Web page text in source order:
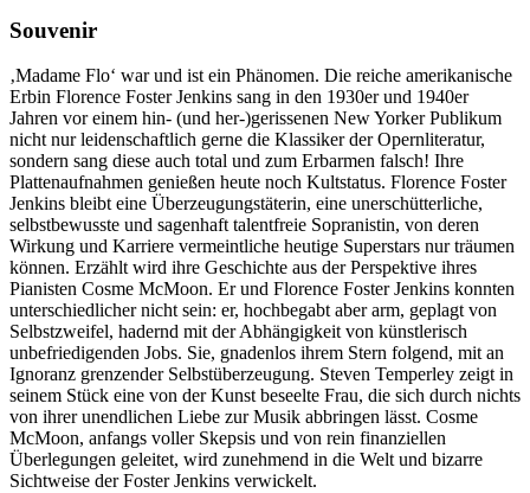
Souvenir
‚Madame Flo‘ war und ist ein Phänomen. Die reiche amerikanische
Erbin Florence Foster Jenkins sang in den 1930er und 1940er
Jahren vor einem hin- (und her-)gerissenen New Yorker Publikum
nicht nur leidenschaftlich gerne die Klassiker der Opernliteratur,
sondern sang diese auch total und zum Erbarmen falsch! Ihre
Plattenaufnahmen genießen heute noch Kultstatus. Florence Foster
Jenkins bleibt eine Überzeugungstäterin, eine unerschütterliche,
selbstbewusste und sagenhaft talentfreie Sopranistin, von deren
Wirkung und Karriere vermeintliche heutige Superstars nur träumen
können. Erzählt wird ihre Geschichte aus der Perspektive ihres
Pianisten Cosme McMoon. Er und Florence Foster Jenkins konnten
unterschiedlicher nicht sein: er, hochbegabt aber arm, geplagt von
Selbstzweifel, hadernd mit der Abhängigkeit von künstlerisch
unbefriedigenden Jobs. Sie, gnadenlos ihrem Stern folgend, mit an
Ignoranz grenzender Selbstüberzeugung. Steven Temperley zeigt in
seinem Stück eine von der Kunst beseelte Frau, die sich durch nichts
von ihrer unendlichen Liebe zur Musik abbringen lässt. Cosme
McMoon, anfangs voller Skepsis und von rein finanziellen
Überlegungen geleitet, wird zunehmend in die Welt und bizarre
Sichtweise der Foster Jenkins verwickelt.